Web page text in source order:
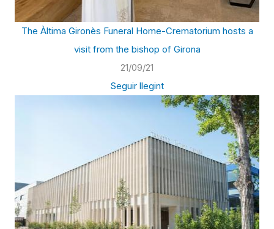
The Àltima Gironès Funeral Home-Crematorium hosts a
visit from the bishop of Girona
21/09/21
Seguir llegint